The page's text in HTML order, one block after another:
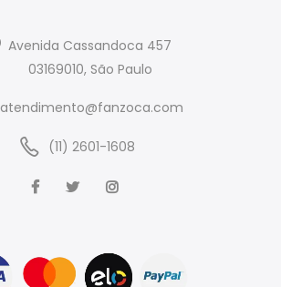
Avenida Cassandoca 457
03169010, São Paulo
atendimento@fanzoca.com
(11) 2601-1608